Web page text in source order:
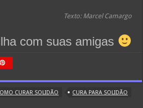
Texto: Marcel Camargo
com suas amigas
CURAR SOLIDÃO
CURA PARA SOLIDÃO